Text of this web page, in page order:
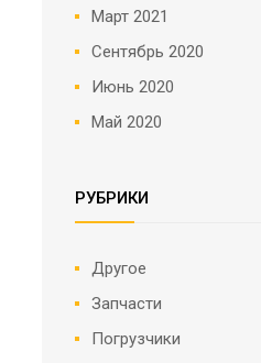
Март 2021
Сентябрь 2020
Июнь 2020
Май 2020
РУБРИКИ
Другое
Запчасти
Погрузчики